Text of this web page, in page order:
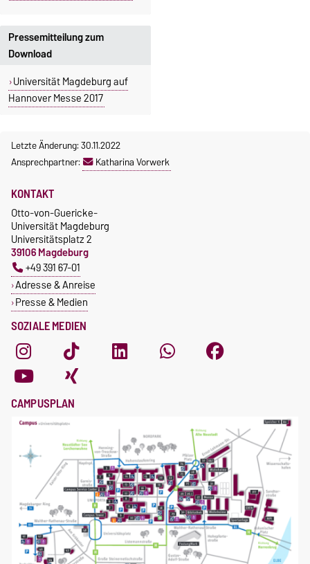
Pressemitteilung zum
Download
Universität Magdeburg auf
Hannover Messe 2017
Letzte Änderung: 30.11.2022
Ansprechpartner:
Katharina Vorwerk
SOZIALE MEDIEN
KONTAKT
Otto-von-Guericke-
Universität Magdeburg
Universitätsplatz 2
39106 Magdeburg
+49 391 67-01
Adresse & Anreise
Presse & Medien
CAMPUSPLAN